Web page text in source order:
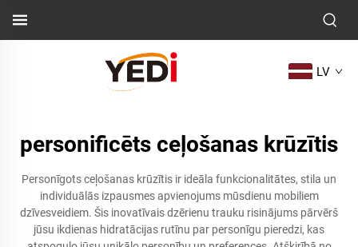
LV
personificēts ceļošanas krūzītis
Personīgots ceļošanas krūzītis ir ideāla funkcionalitātes, stila un
individuālās izpausmes apvienojums mūsdienu mobiliem
dzīvesveidiem. Šis inovatīvais dzērienu trauku risinājums pārvērš
jūsu ikdienas hidratācijas rutīnu par personīgu pieredzi, kas